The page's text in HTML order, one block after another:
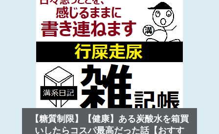
【糖質制限】【健康】ある炭酸水を箱買
いしたらコスパ最高だった話【おすす
め】